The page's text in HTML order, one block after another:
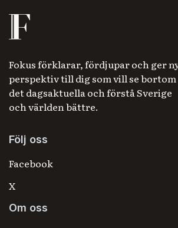
Fokus förklarar, fördjupar och ger
perspektiv till dig som vill se bortom
det dagsaktuella och förstå Sverige
och världen bättre.
Följ oss
Facebook
X
Om oss